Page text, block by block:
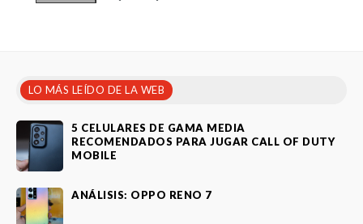
LO MÁS LEÍDO DE LA WEB
5 CELULARES DE GAMA MEDIA
RECOMENDADOS PARA JUGAR CALL OF DUTY
MOBILE
ANÁLISIS: OPPO RENO 7